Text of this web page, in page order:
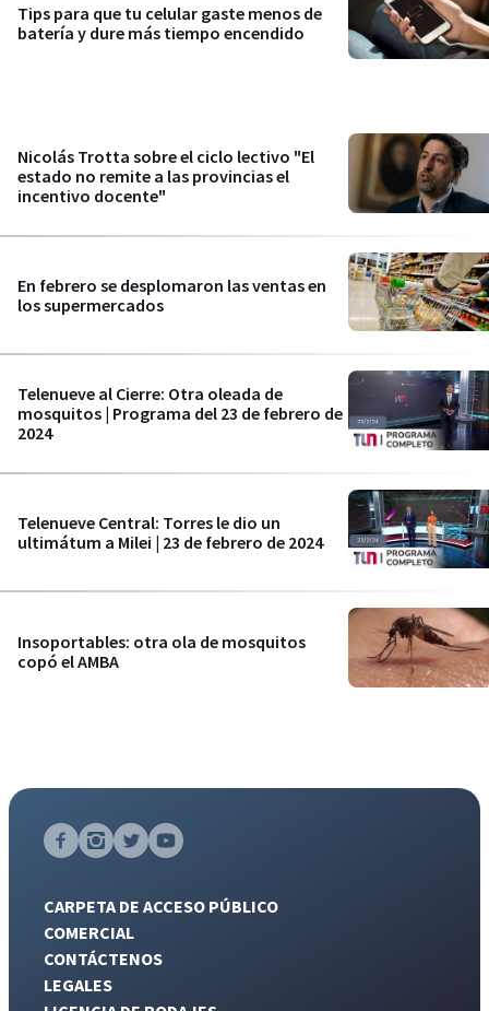
Tips para que tu celular gaste menos de
batería y dure más tiempo encendido
Nicolás Trotta sobre el ciclo lectivo "El
estado no remite a las provincias el
incentivo docente"
En febrero se desplomaron las ventas en
los supermercados
Telenueve al Cierre: Otra oleada de
mosquitos | Programa del 23 de febrero de
2024
Telenueve Central: Torres le dio un
ultimátum a Milei | 23 de febrero de 2024
Insoportables: otra ola de mosquitos
copó el AMBA
CARPETA DE ACCESO PÚBLICO
COMERCIAL
CONTÁCTENOS
LEGALES